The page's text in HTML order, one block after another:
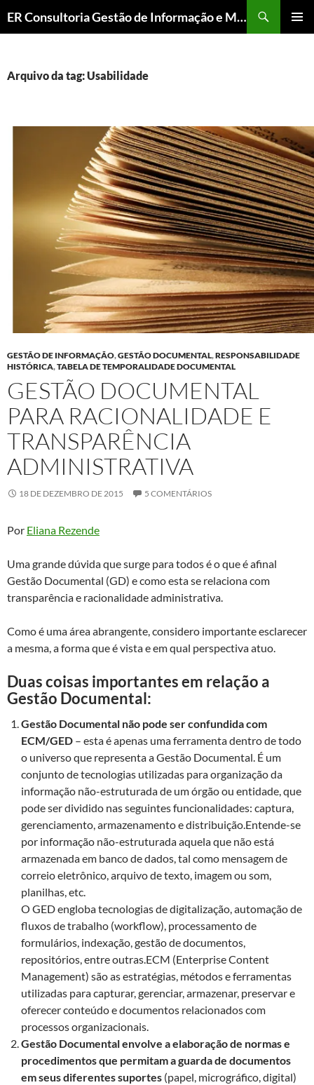
ER Consultoria Gestão de Informação e Memória Institucional
CONTEÚDO
Arquivo da tag: Usabilidade
GESTÃO DE INFORMAÇÃO,GESTÃO DOCUMENTAL,RESPONSABILIDADE
HISTÓRICA,TABELA DE TEMPORALIDADE DOCUMENTAL
GESTÃO DOCUMENTAL
PARA RACIONALIDADE E
TRANSPARÊNCIA
ADMINISTRATIVA
18 DE DEZEMBRO DE 2015 5 COMENTÁRIOS
Por Eliana Rezende
Uma grande dúvida que surge para todos é o que é afinal
Gestão Documental (GD) e como esta se relaciona com
transparência e racionalidade administrativa.
Como é uma área abrangente, considero importante esclarecer
a mesma, a forma que é vista e em qual perspectiva atuo.
Duas coisas importantes em relação a
Gestão Documental:
Gestão Documental não pode ser confundida com
ECM/GED – esta é apenas uma ferramenta dentro de todo
o universo que representa a Gestão Documental. É um
conjunto de tecnologias utilizadas para organização da
informação não-estruturada de um órgão ou entidade, que
pode ser dividido nas seguintes funcionalidades: captura,
gerenciamento, armazenamento e distribuição.Entende-se
por informação não-estruturada aquela que não está
armazenada em banco de dados, tal como mensagem de
correio eletrônico, arquivo de texto, imagem ou som,
planilhas, etc.
O GED engloba tecnologias de digitalização, automação de
fluxos de trabalho (workflow), processamento de
formulários, indexação, gestão de documentos,
repositórios, entre outras.ECM (Enterprise Content
Management) são as estratégias, métodos e ferramentas
utilizadas para capturar, gerenciar, armazenar, preservar e
oferecer conteúdo e documentos relacionados com
processos organizacionais.
Gestão Documental envolve a elaboração de normas e
procedimentos que permitam a guarda de documentos
em seus diferentes suportes (papel, micrográfico, digital)